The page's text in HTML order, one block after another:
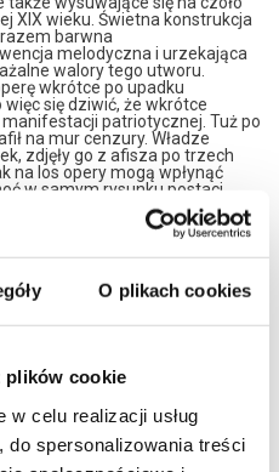
O plikach cookies
plików cookie
celu realizacji usług
, do spersonalizowania treści
XIX wieku. Świetna konstrukcja
barwna
melodyczna i urzekająca
walory tego utworu.
wkrótce po upadku
się dziwić, że wkrótce
patriotycznej. Tuż po
na mur cenzury. Władze
zdjęły go z afisza po trzech
na los opery mogą wpłynąć
w samym rysunku postaci
Fredry i Mickiewicza,
chwilami kpiącą,
zaściankowej polskości.
oraz atmosfera
odwołania
zwrot środków
na adres e-mail, podany